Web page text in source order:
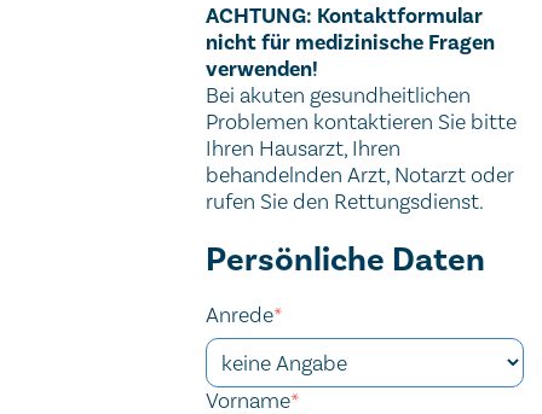
ACHTUNG: Kontaktformular
nicht für medizinische Fragen
verwenden!
Bei akuten gesundheitlichen
Problemen kontaktieren Sie bitte
Ihren Hausarzt, Ihren
behandelnden Arzt, Notarzt oder
rufen Sie den Rettungsdienst.
Persönliche Daten
Anrede*
Vorname*